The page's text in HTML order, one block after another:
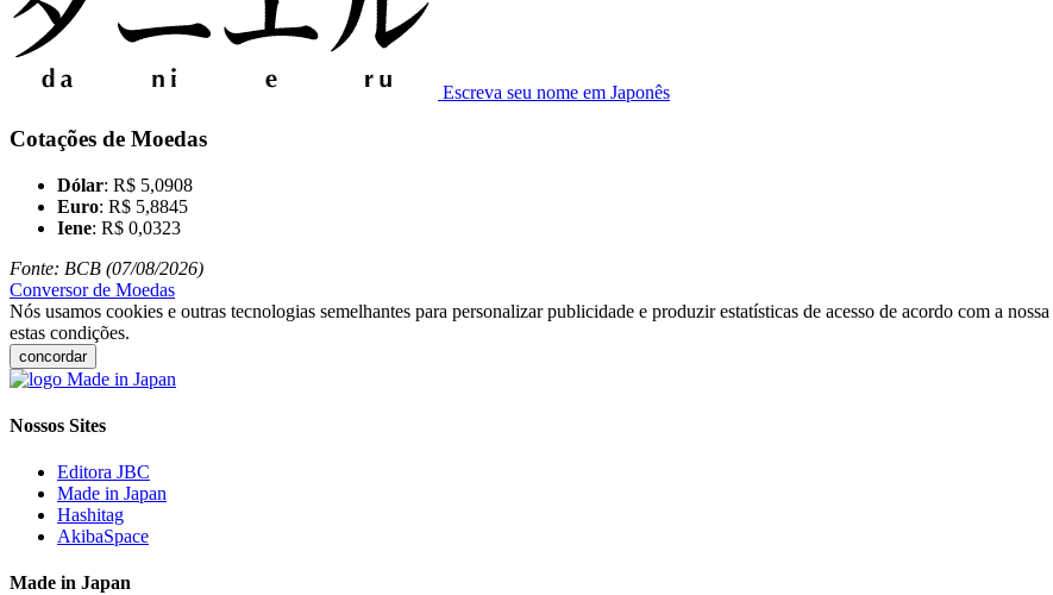
Escreva seu nome em Japonês
Cotações de Moedas
Dólar: R$ 5,0908
Euro: R$ 5,8845
Iene: R$ 0,0323
Fonte: BCB (07/08/2026)
Conversor de Moedas
Nós usamos cookies e outras tecnologias semelhantes para personalizar publicidade e produzir estatísticas de acesso de acordo com a nossa
estas condições.
concordar
Nossos Sites
Editora JBC
Made in Japan
Hashitag
AkibaSpace
Made in Japan